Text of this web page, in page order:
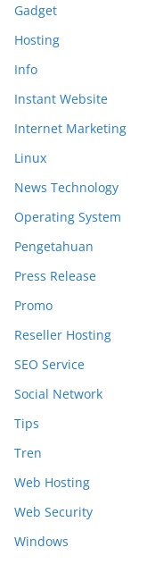
Gadget
Hosting
Info
Instant Website
Internet Marketing
Linux
News Technology
Operating System
Pengetahuan
Press Release
Promo
Reseller Hosting
SEO Service
Social Network
Tips
Tren
Web Hosting
Web Security
Windows